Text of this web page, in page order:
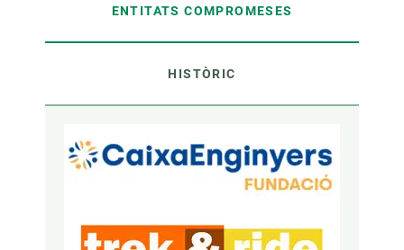
ENTITATS COMPROMESES
HISTÒRIC